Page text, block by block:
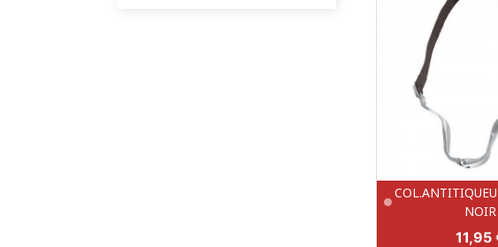
Aperçu
NOIR
Prix
11,95